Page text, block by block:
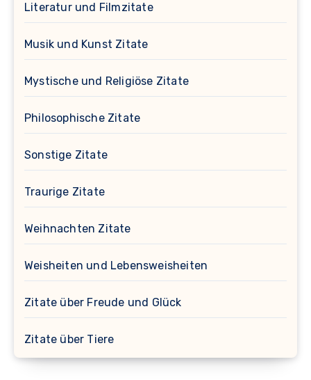
Literatur und Filmzitate
Musik und Kunst Zitate
Mystische und Religiöse Zitate
Philosophische Zitate
Sonstige Zitate
Traurige Zitate
Weihnachten Zitate
Weisheiten und Lebensweisheiten
Zitate über Freude und Glück
Zitate über Tiere